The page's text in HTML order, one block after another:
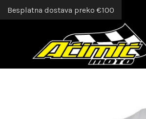
Besplatna dostava preko €100